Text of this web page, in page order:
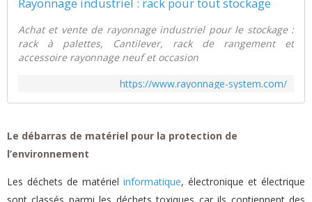
Rayonnage industriel : rack pour tout stockage
Achat et vente de rayonnage industriel pour le stockage :
rack à palettes, Cantilever, rack de rangement et
accessoire rayonnage neuf et occasion
https://www.rayonnage-system.com/
Le débarras de matériel pour la protection de
l’environnement
Les déchets de matériel informatique, électronique et électrique